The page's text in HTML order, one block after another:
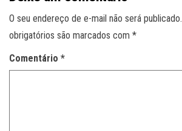
O seu endereço de e-mail não será publicado.
obrigatórios são marcados com *
Comentário *